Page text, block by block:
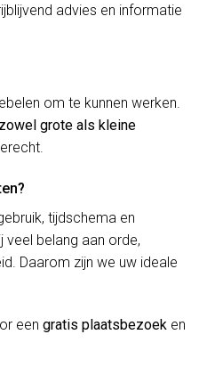
advies en informatie
om te kunnen werken.
zowel grote als kleine
tijdschema en
veel belang aan orde,
Daarom zijn we uw ideale
een gratis plaatsbezoek en